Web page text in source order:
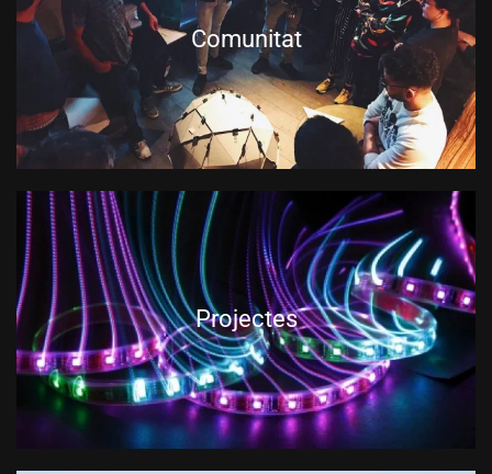
Comunitat
Projectes